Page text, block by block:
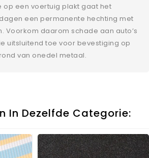
op een voertuig plakt gaat het
een permanente hechting met
Voorkom daarom schade aan auto’s
uitsluitend toe voor bevestiging op
van onedel metaal.
In Dezelfde Categorie: